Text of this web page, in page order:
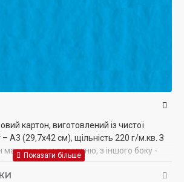
картон, виготовлений із чистої
А3 (29,7х42 см), щільність 220 г/м.кв. З
має шорстку поверхню, з іншого боку -
картон Elle Erre використовується для
та пастеллю, підходить для паперової